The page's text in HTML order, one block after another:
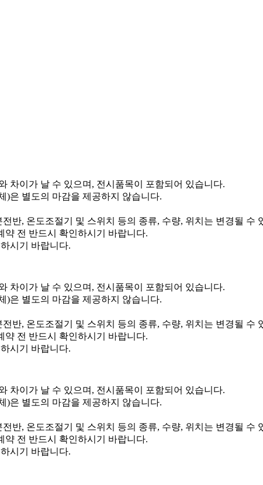
차이가 날 수 있으며, 전시품목이 포함되어 있습니다.
)은 별도의 마감을 제공하지 않습니다.
반, 온도조절기 및 스위치 등의 종류, 수량, 위치는 변경될 수
전 반드시 확인하시기 바랍니다.
시기 바랍니다.
차이가 날 수 있으며, 전시품목이 포함되어 있습니다.
)은 별도의 마감을 제공하지 않습니다.
반, 온도조절기 및 스위치 등의 종류, 수량, 위치는 변경될 수
전 반드시 확인하시기 바랍니다.
시기 바랍니다.
차이가 날 수 있으며, 전시품목이 포함되어 있습니다.
)은 별도의 마감을 제공하지 않습니다.
반, 온도조절기 및 스위치 등의 종류, 수량, 위치는 변경될 수
전 반드시 확인하시기 바랍니다.
시기 바랍니다.